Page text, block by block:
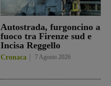
Autostrada, furgoncino a
fuoco tra Firenze sud e
Incisa Reggello
Cronaca 7 Agosto 2026